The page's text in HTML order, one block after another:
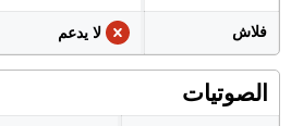
فلاش لا يدعم
الصوتيات